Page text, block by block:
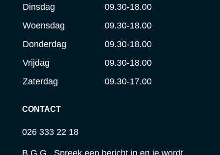
Dinsdag
09.30-18.00
Woensdag
09.30-18.00
Donderdag
09.30-18.00
Vrijdag
09.30-18.00
Zaterdag
09.30-17.00
CONTACT
026 333 22 18